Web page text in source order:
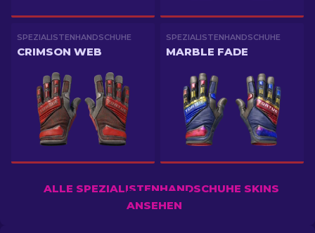
SPEZIALISTENHANDSCHUHE
CRIMSON WEB
SPEZIALISTENHANDSCHUHE
MARBLE FADE
ALLE SPEZIALISTENHANDSCHUHE SKINS
ANSEHEN